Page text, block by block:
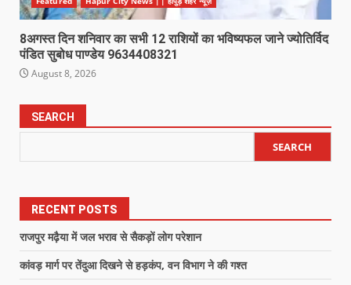
8अगस्त दिन शनिवार का सभी 12 राशियों का भविष्यफल जाने ज्योतिर्विद
पंडित सुबोध पाण्डेय 9634408321
August 8, 2026
SEARCH
SEARCH
RECENT POSTS
राजपुर मढ़ैया में जल भराव से सैकड़ों लोग परेशान
कांवड़ मार्ग पर तेंदुआ दिखने से हड़कंप, वन विभाग ने की गश्त